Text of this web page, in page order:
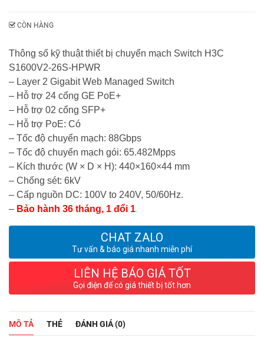
CÒN HÀNG
Thông số kỹ thuật thiết bị chuyển mạch Switch H3C
S1600V2-26S-HPWR
– Layer 2 Gigabit Web Managed Switch
– Hỗ trợ 24 cổng GE PoE+
– Hỗ trợ 02 cổng SFP+
– Hỗ trợ PoE: Có
– Tốc độ chuyển mạch: 88Gbps
– Tốc độ chuyển mạch gói: 65.482Mpps
– Kích thước (W × D × H): 440×160×44 mm
– Chống sét: 6kV
– Cấp nguồn DC: 100V to 240V, 50/60Hz.
– Bảo hành 36 tháng, 1 đổi 1
CHAT ZALO
Tư vấn & báo giá nhanh miễn phí
LIÊN HỆ BÁO GIÁ TỐT
Gọi điện để có giá thiết bị tốt hơn
MÔ TẢ THẺ ĐÁNH GIÁ (0)